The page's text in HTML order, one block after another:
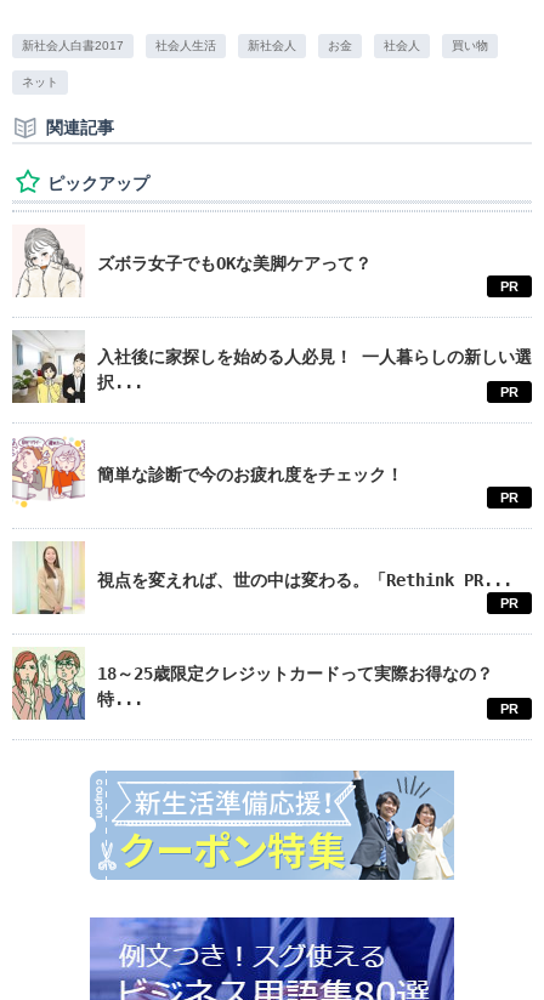
新社会人白書2017 社会人生活 新社会人 お金 社会人 買い物
ネット
関連記事
ピックアップ
ズボラ女子でもOKな美脚ケアって？
PR
入社後に家探しを始める人必見！ 一人暮らしの新しい選
択...
PR
簡単な診断で今のお疲れ度をチェック！
PR
視点を変えれば、世の中は変わる。「Rethink PR...
PR
18～25歳限定クレジットカードって実際お得なの？
特...
PR